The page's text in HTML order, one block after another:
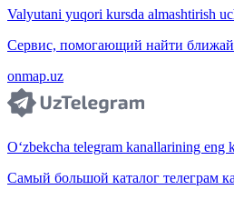
Valyutani yuqori kursda almashtirish
Сервис, помогающий найти
onmap.uz
O‘zbekcha telegram kanallarining
Самый большой каталог телеграм